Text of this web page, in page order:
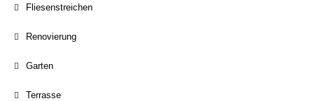
Fliesenstreichen
Renovierung
Garten
Terrasse